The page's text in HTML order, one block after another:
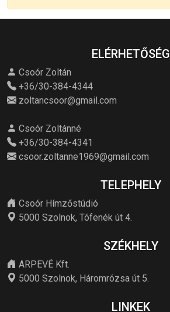
ELÉRHETŐSÉG
Csoór Zoltán
+36/30-384-4344
zoltancsoor@gmail.com
Csoór Zoltánné
+36/30-384-4341
csoor.zoltanne1969@gmail.com
TELEPHELY
Csoór Hímzőstúdió
5000 Szolnok, Tófenék út 4.
SZÉKHELY
ARPEVÉ Kft.
5000 Szolnok, Háromrózsa út 5.
LINKEK